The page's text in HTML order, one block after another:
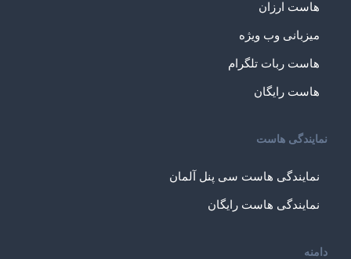
هاست ارزان
میزبانی وب ویژه
هاست ربات تلگرام
هاست رایگان
نمایندگی هاست
نمایندگی هاست سی پنل آلمان
نمایندگی هاست رایگان
دامنه